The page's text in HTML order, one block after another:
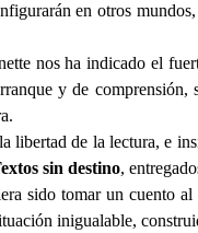
en otros mundos,
nos ha indicado el
y de
libertad de la lectura, e
sin destino,
sido tomar un cuento
inigualable,